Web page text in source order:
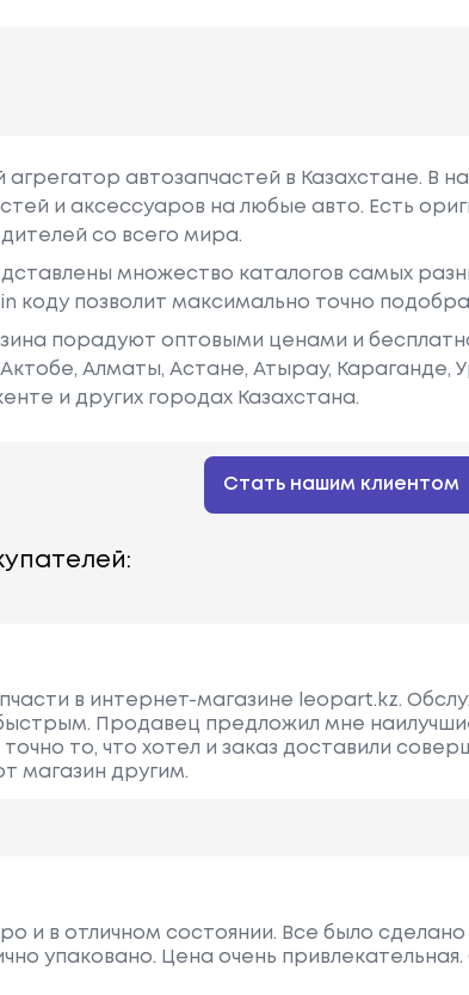
агрегатор автозапчастей в Казахстане. В
и аксессуаров на любые авто. Есть
со всего мира.
множество каталогов самых
коду позволит максимально точно
порадуют оптовыми ценами и
Алматы, Астане, Атырау, Караганде,
и других городах Казахстана.
Стать нашим клиентом
в интернет-магазине leopart.kz.
Продавец предложил мне
то, что хотел и заказ доставили
магазин другим.
и в отличном состоянии. Все было
упаковано. Цена очень